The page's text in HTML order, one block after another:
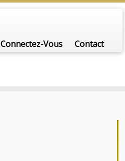
Connectez-Vous Contact